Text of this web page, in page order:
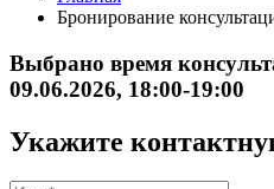
Бронирование
Выбрано время
09.06.2026, 18:00-19:00
Укажите